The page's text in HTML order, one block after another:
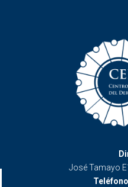
José Tamayo